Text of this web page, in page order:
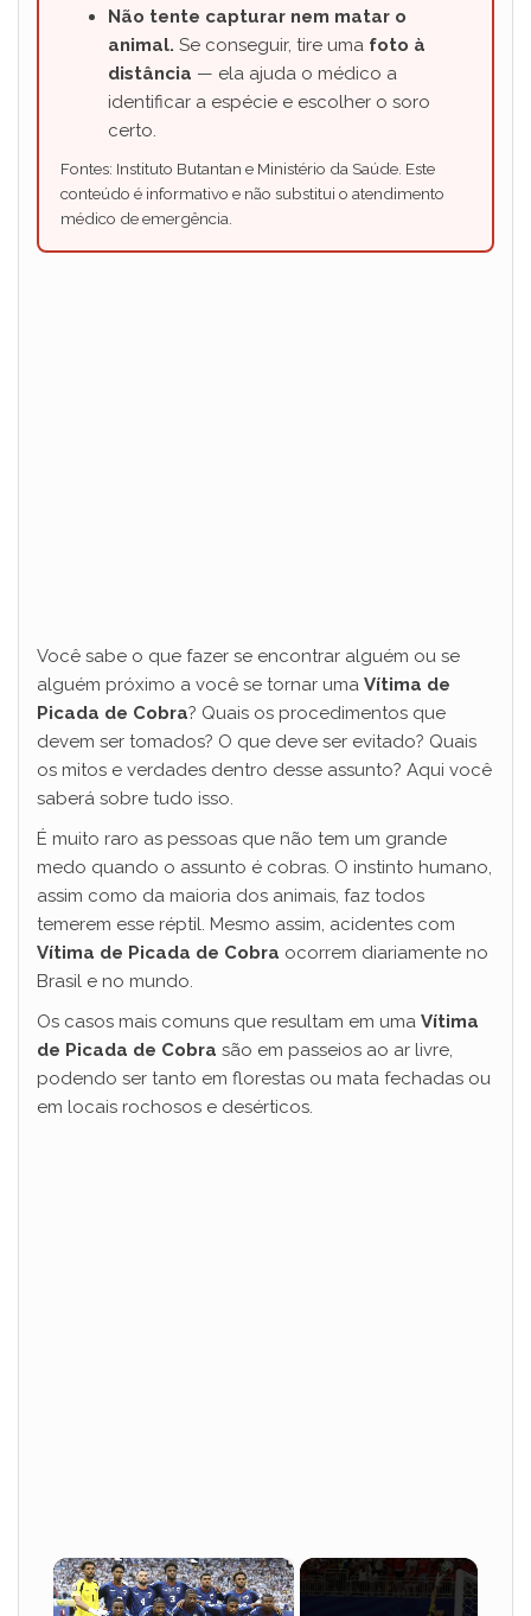
Não tente capturar nem matar o
animal. Se conseguir, tire uma foto à
distância — ela ajuda o médico a
identificar a espécie e escolher o soro
certo.
Fontes: Instituto Butantan e Ministério da Saúde. Este
conteúdo é informativo e não substitui o atendimento
médico de emergência.
Você sabe o que fazer se encontrar alguém ou se
alguém próximo a você se tornar uma Vítima de
Picada de Cobra? Quais os procedimentos que
devem ser tomados? O que deve ser evitado? Quais
os mitos e verdades dentro desse assunto? Aqui você
saberá sobre tudo isso.
É muito raro as pessoas que não tem um grande
medo quando o assunto é cobras. O instinto humano,
assim como da maioria dos animais, faz todos
temerem esse réptil. Mesmo assim, acidentes com
Vítima de Picada de Cobra ocorrem diariamente no
Brasil e no mundo.
Os casos mais comuns que resultam em uma Vítima
de Picada de Cobra são em passeios ao ar livre,
podendo ser tanto em florestas ou mata fechadas ou
em locais rochosos e desérticos.
×